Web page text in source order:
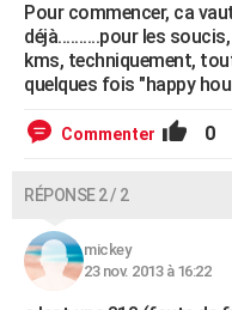
S'inscrire
Se connecter
Lycées
Collèges
Primaires
Universités
Entreprises
Service militaire
Avis de recherche
AVIS DE DÉCÈS
FORUM
Pour commencer, ca
déjà..........pour les
kms, techniquement,
quelques fois "happy
Commenter 0
RÉPONSE 2 / 2
mickey
23 nov. 2013 à 16:22